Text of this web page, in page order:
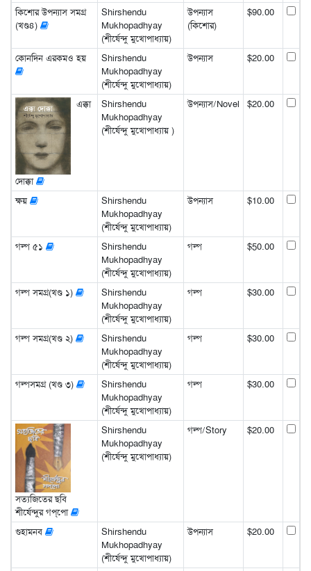
কিশোর উপন্যাস সমগ্র
(খণ্ড৪)
Shirshendu
Mukhopadhyay
(শীর্ষেন্দু মুখোপাধ্যায়)
উপন্যাস
(কিশোর)
$90.00
কোনদিন এরকমও হয়
Shirshendu
Mukhopadhyay
(শীর্ষেন্দু মুখোপাধ্যায়)
উপন্যাস $20.00
এক্কা
দোক্কা
Shirshendu
Mukhopadhyay
(শীর্ষেন্দু মুখোপাধ্যায় )
উপন্যাস/Novel $20.00
ক্ষয়
Shirshendu
Mukhopadhyay
(শীর্ষেন্দু মুখোপাধ্যায়)
উপন্যাস $10.00
গল্প ৫১
Shirshendu
Mukhopadhyay
(শীর্ষেন্দু মুখোপাধ্যায়)
গল্প $50.00
গল্প সমগ্র(খণ্ড ১)
Shirshendu
Mukhopadhyay
(শীর্ষেন্দু মুখোপাধ্যায়)
গল্প $30.00
গল্প সমগ্র(খণ্ড ২)
Shirshendu
Mukhopadhyay
(শীর্ষেন্দু মুখোপাধ্যায়)
গল্প $30.00
গল্পসমগ্র (খণ্ড ৩)
Shirshendu
Mukhopadhyay
(শীর্ষেন্দু মুখোপাধ্যায়)
গল্প $30.00
সত্যজিতের ছবি
শীর্ষেন্দুর গপ্‌পো
Shirshendu
Mukhopadhyay
(শীর্ষেন্দু মুখোপাধ্যায়)
গল্প/Story $20.00
গুহামনব
Shirshendu
Mukhopadhyay
(শীর্ষেন্দু মুখোপাধ্যায়)
উপন্যাস $20.00